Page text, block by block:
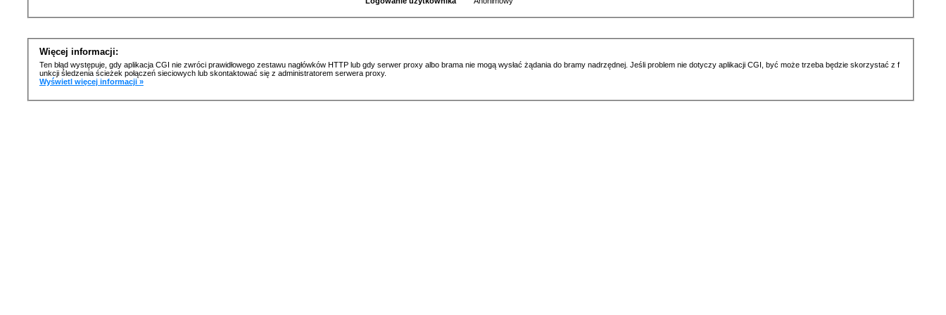
Więcej informacji:
Ten błąd występuje, gdy aplikacja CGI nie zwróci prawidłowego zestawu nagłówków HTTP lub gdy serwer proxy albo brama nie mogą wysłać żądania do bramy nadrzędnej. Jeśli problem nie dotyczy aplikacji CGI, być może trzeba będzie skorzystać z f
unkcji śledzenia ścieżek połączeń sieciowych lub skontaktować się z administratorem serwera proxy.
Wyświetl więcej informacji »